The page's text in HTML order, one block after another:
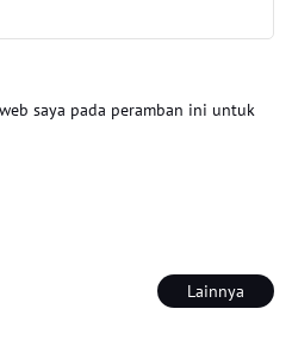
saya pada peramban ini untuk
Lainnya